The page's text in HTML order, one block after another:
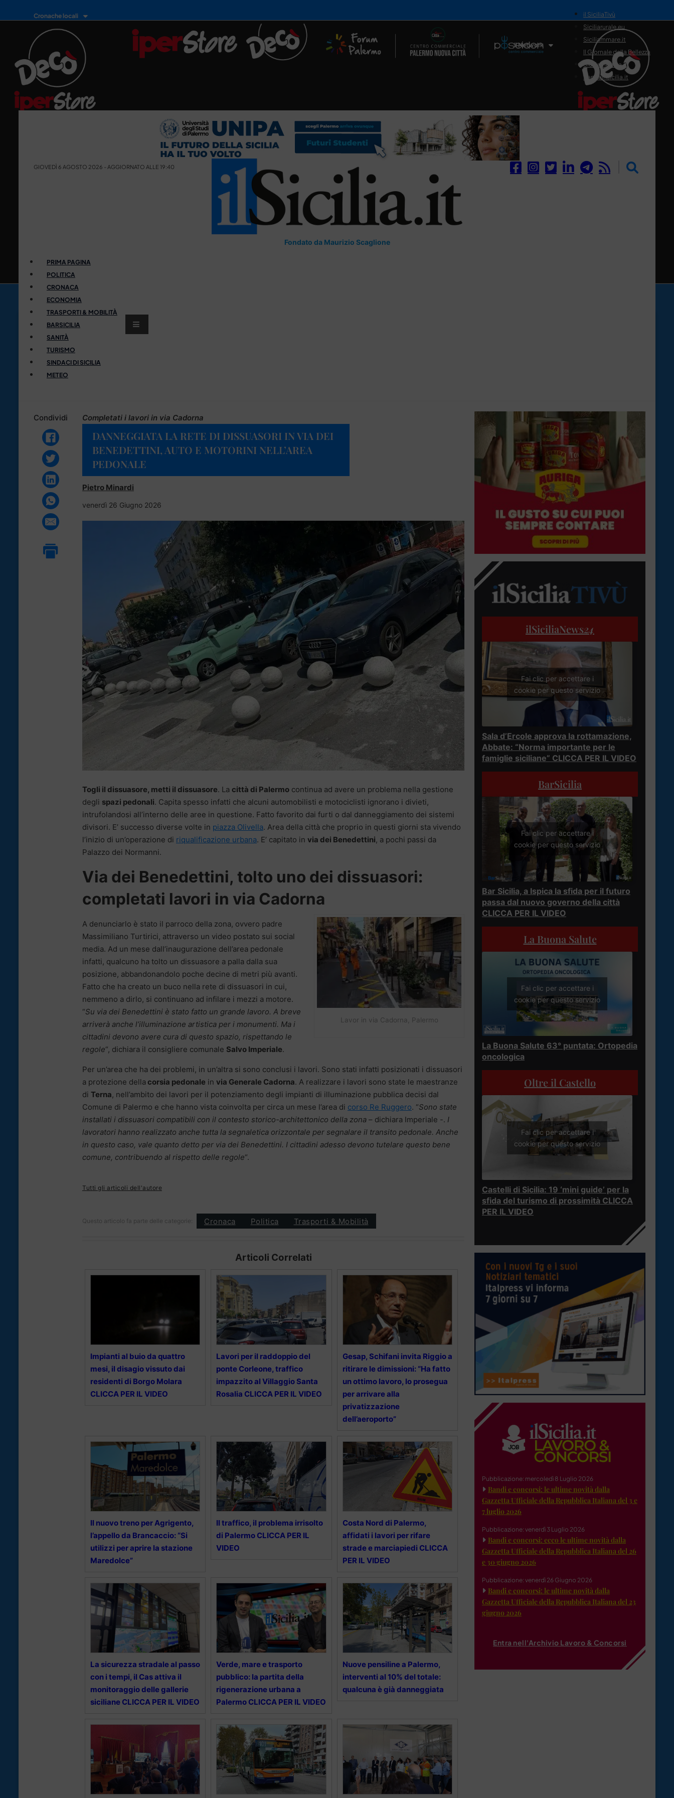
Cronache locali
Il Network
il SiciliaTivù
Siciliarurale.eu
Siciliammare.it
Il Giornale della Bellezza
Siciliamedica.it
Sanitainsicilia.it
GIOVEDÌ 6 AGOSTO 2026 - AGGIORNATO ALLE 19:40
Fondato da Maurizio Scaglione
PRIMA PAGINA
POLITICA
CRONACA
ECONOMIA
TRASPORTI & MOBILITÀ
BARSICILIA
SANITÀ
TURISMO
SINDACI DI SICILIA
METEO
Condividi Completati i lavori in via Cadorna
DANNEGGIATA LA RETE DI DISSUASORI IN VIA DEI
BENEDETTINI, AUTO E MOTORINI NELL’AREA
PEDONALE
Pietro Minardi
venerdì 26 Giugno 2026
Togli il dissuasore, metti il dissuasore. La città di Palermo continua ad avere un problema nella gestione
degli spazi pedonali. Capita spesso infatti che alcuni automobilisti e motociclisti ignorano i divieti,
intrufolandosi all’interno delle aree in questione. Fatto favorito dai furti o dal danneggiamento dei sistemi
divisori. E’ successo diverse volte in piazza Olivella. Area della città che proprio in questi giorni sta vivendo
l’inizio di un’operazione di riqualificazione urbana. E’ capitato in via dei Benedettini, a pochi passi da
Palazzo dei Normanni.
Via dei Benedettini, tolto uno dei dissuasori:
completati lavori in via Cadorna
Lavor in via Cadorna, Palermo
A denunciarlo è stato il parroco della zona, ovvero padre
Massimiliano Turtirici, attraverso un video postato sui social
media. Ad un mese dall’inaugurazione dell’area pedonale
infatti, qualcuno ha tolto un dissuasore a palla dalla sua
posizione, abbandonandolo poche decine di metri più avanti.
Fatto che ha creato un buco nella rete di dissuasori in cui,
nemmeno a dirlo, si continuano ad infilare i mezzi a motore.
“Su via dei Benedettini è stato fatto un grande lavoro. A breve
arriverà anche l’illuminazione artistica per i monumenti. Ma i
cittadini devono avere cura di questo spazio, rispettando le
regole“, dichiara il consigliere comunale Salvo Imperiale.
Per un’area che ha dei problemi, in un’altra si sono conclusi i lavori. Sono stati infatti posizionati i dissuasori
a protezione della corsia pedonale in via Generale Cadorna. A realizzare i lavori sono state le maestranze
di Terna, nell’ambito dei lavori per il potenziamento degli impianti di illuminazione pubblica decisi dal
Comune di Palermo e che hanno vista coinvolta per circa un mese l’area di corso Re Ruggero. “Sono state
installati i dissuasori compatibili con il contesto storico-architettonico della zona – dichiara Imperiale -. I
lavoratori hanno realizzato anche tutta la segnaletica orizzontale per segnalare il transito pedonale. Anche
in questo caso, vale quanto detto per via dei Benedettini. I cittadini adesso devono tutelare questo bene
comune, contribuendo al rispetto delle regole“.
Tutti gli articoli dell'autore
Questo articolo fa parte delle categorie: Cronaca Politica Trasporti & Mobilità
Articoli Correlati
Impianti al buio da quattro
mesi, il disagio vissuto dai
residenti di Borgo Molara
CLICCA PER IL VIDEO
Lavori per il raddoppio del
ponte Corleone, traffico
impazzito al Villaggio Santa
Rosalia CLICCA PER IL VIDEO
Gesap, Schifani invita Riggio a
ritirare le dimissioni: “Ha fatto
un ottimo lavoro, lo prosegua
per arrivare alla
privatizzazione
dell’aeroporto”
Il nuovo treno per Agrigento,
l’appello da Brancaccio: “Si
utilizzi per aprire la stazione
Maredolce”
Il traffico, il problema irrisolto
di Palermo CLICCA PER IL
VIDEO
Costa Nord di Palermo,
affidati i lavori per rifare
strade e marciapiedi CLICCA
PER IL VIDEO
La sicurezza stradale al passo
con i tempi, il Cas attiva il
monitoraggio delle gallerie
siciliane CLICCA PER IL VIDEO
Verde, mare e trasporto
pubblico: la partita della
rigenerazione urbana a
Palermo CLICCA PER IL VIDEO
Nuove pensiline a Palermo,
interventi al 10% del totale:
qualcuna è già danneggiata
ilSiciliaNews24
Fai clic per accettare i
cookie per questo servizio
Sala d’Ercole approva la rottamazione,
Abbate: “Norma importante per le
famiglie siciliane” CLICCA PER IL VIDEO
BarSicilia
Fai clic per accettare i
cookie per questo servizio
Bar Sicilia, a Ispica la sfida per il futuro
passa dal nuovo governo della città
CLICCA PER IL VIDEO
La Buona Salute
Fai clic per accettare i
cookie per questo servizio
La Buona Salute 63° puntata: Ortopedia
oncologica
Oltre il Castello
Fai clic per accettare i
cookie per questo servizio
Castelli di Sicilia: 19 ‘mini guide’ per la
sfida del turismo di prossimità CLICCA
PER IL VIDEO
Pubblicazione: mercoledì 8 Luglio 2026
Bandi e concorsi: le ultime novità dalla
Gazzetta Ufficiale della Repubblica Italiana del 3 e
7 luglio 2026
Pubblicazione: venerdì 3 Luglio 2026
Bandi e concorsi: ecco le ultime novità dalla
Gazzetta Ufficiale della Repubblica Italiana del 26
e 30 giugno 2026
Pubblicazione: venerdì 26 Giugno 2026
Bandi e concorsi: le ultime novità dalla
Gazzetta Ufficiale della Repubblica Italiana del 23
giugno 2026
Entra nell'Archivio Lavoro & Concorsi